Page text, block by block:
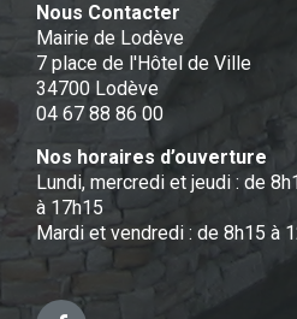
Nous Contacter
Mairie de Lodève
7 place de l'Hôtel de Ville
34700 Lodève
04 67 88 86 00
Nos horaires d’ouverture
Lundi, mercredi et jeudi : de
à 17h15
Mardi et vendredi : de 8h15 à